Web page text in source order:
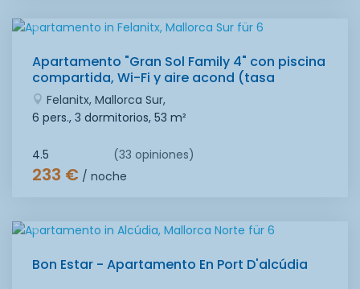
Apartamento "Gran Sol Family 4" con piscina
compartida, Wi-Fi y aire acond (tasa
turistica incluida)
Felanitx, Mallorca Sur,
6 pers., 3 dormitorios, 53 m²
4.5 (33 opiniones)
233 € / noche
Bon Estar - Apartamento En Port D'alcúdia